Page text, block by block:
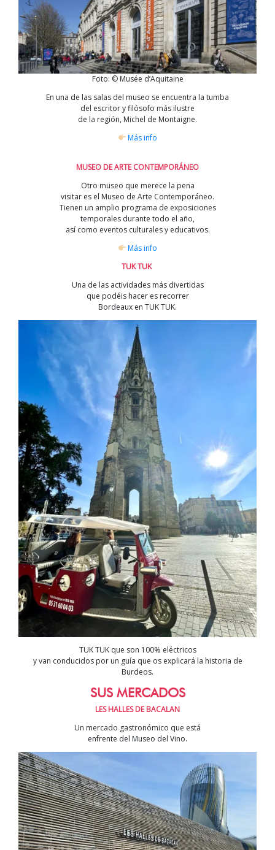
Foto: © Musée d’Aquitaine
En una de las salas del museo se encuentra la tumba
del escritor y filósofo más ilustre
de la región, Michel de Montaigne.
Más info
MUSEO DE ARTE CONTEMPORÁNEO
Otro museo que merece la pena
visitar es el Museo de Arte Contemporáneo.
Tienen un amplio programa de exposiciones
temporales durante todo el año,
así como eventos culturales y educativos.
Más info
TUK TUK
Una de las actividades más divertidas
que podéis hacer es recorrer
Bordeaux en TUK TUK.
TUK TUK que son 100% eléctricos
y van conducidos por un guía que os explicará la historia de
Burdeos.
SUS MERCADOS
LES HALLES DE BACALAN
Un mercado gastronómico que está
enfrente del Museo del Vino.